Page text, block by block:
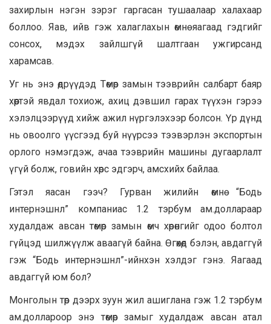
захирлын нэгэн зэрэг гаргасан тушаалаар халахаар
боллоо. Яав, ийв гэж халаглахын өмнө яагаад гэдгийг
сонсох, мэдэх зайлшгүй шалтгаан ужгирсанд
харамсав.
Уг нь энэ өдрүүдэд Төмөр замын тээврийн салбарт баяр
хөөртэй явдал тохиож, ахиц дэвшил гарах түүхэн гэрээ
хэлэлцээрүүд хийж ажил нүргэлэхээр болсон. Үр дүнд
нь овоолго үүсгээд буй нүүрсээ тээвэрлэн экспортын
орлого нэмэгдэж, ачаа тээврийн машины дугаарлалт
үгүй болж, говийн хөрс эдгэрч, амсхийх байлаа.
Гэтэл яасан гээч? Гурван жилийн өмнө “Бодь
интернэшнл” компаниас 1.2 тэрбум ам.доллараар
худалдаж авсан төмөр замын өмч хөрөнгийг одоо болтол
гүйцэд шилжүүлж аваагүй байна. Өгөхөд бэлэн, авдаггүй
гэж “Бодь интернэшнл”-ийнхэн хэлдэг гэнэ. Яагаад
авдаггүй юм бол?
Монголын төр дээрх зуун жил ашиглана гэж 1.2 тэрбум
ам.доллароор энэ төмөр замыг худалдаж авсан атал